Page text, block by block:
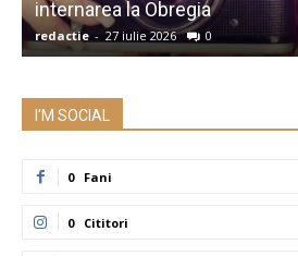
internarea la Obregia
redactie - 27 iulie 2026 0
I'M SOCIAL
0 Fani
0 Cititori